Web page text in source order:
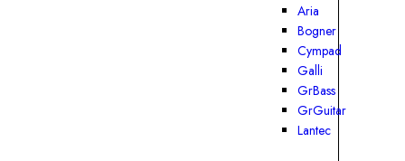
Aria
Bogner
Cympad
Galli
GrBass
GrGuitar
Lantec